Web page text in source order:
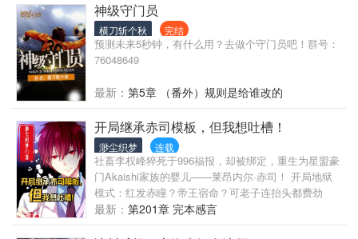
神级守门员
横刀斩个秋 完结
预测未来5秒钟，有什么用？去做个守门员吧！群号：
76048649
最新： 第5章 （番外）规则是给谁改的
开局继承赤司模板，但我想吐槽！
渺尘织梦 连载
社畜李权峰猝死于996福报，却被绑定，重生为星盟豪
门Akaishi家族的婴儿——莱昂内尔·赤司！ 开局地狱
模式：红发赤瞳？帝王宿命？可老子连抬头都费劲
啊！ 灵魂疯狂吐槽：坑爹系统能力全锁？家族元老逼
我弃球从商？队友全是问题儿童？这剧本不对！ 然而
最新： 第201章 完本感言